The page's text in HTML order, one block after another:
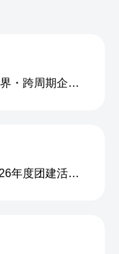
向内扎根，向新生长｜"跨境・跨界・跨周期企业内生力沙龙"成功举办
同心筑梦，至诚赋能 | SIBCO 2026年度团建活动圆满收官